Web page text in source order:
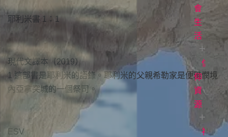
架
構
仰
告
白
見
問
題
會
週
報
日
直
播
會
時
會
生
活
道
與
生
命
故
信
仰
資
源
每
社
耶利米書 1：1
現代文譯本（2019）
1 這部書是耶利米的語錄。耶利米的父親希勒家是便雅憫境
內亞拿突城的一個祭司。
ESV